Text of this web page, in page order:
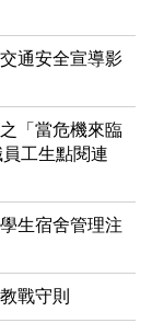
通安全宣導影
「當危機來臨
工生點閱連
生宿舍管理注
戰守則